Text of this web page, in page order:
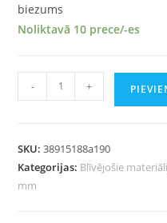
biezums
Noliktavā 10 prece/-es
- +
SKU:38915188a190
Kategorijas: Blīvējošie materiāli
mm